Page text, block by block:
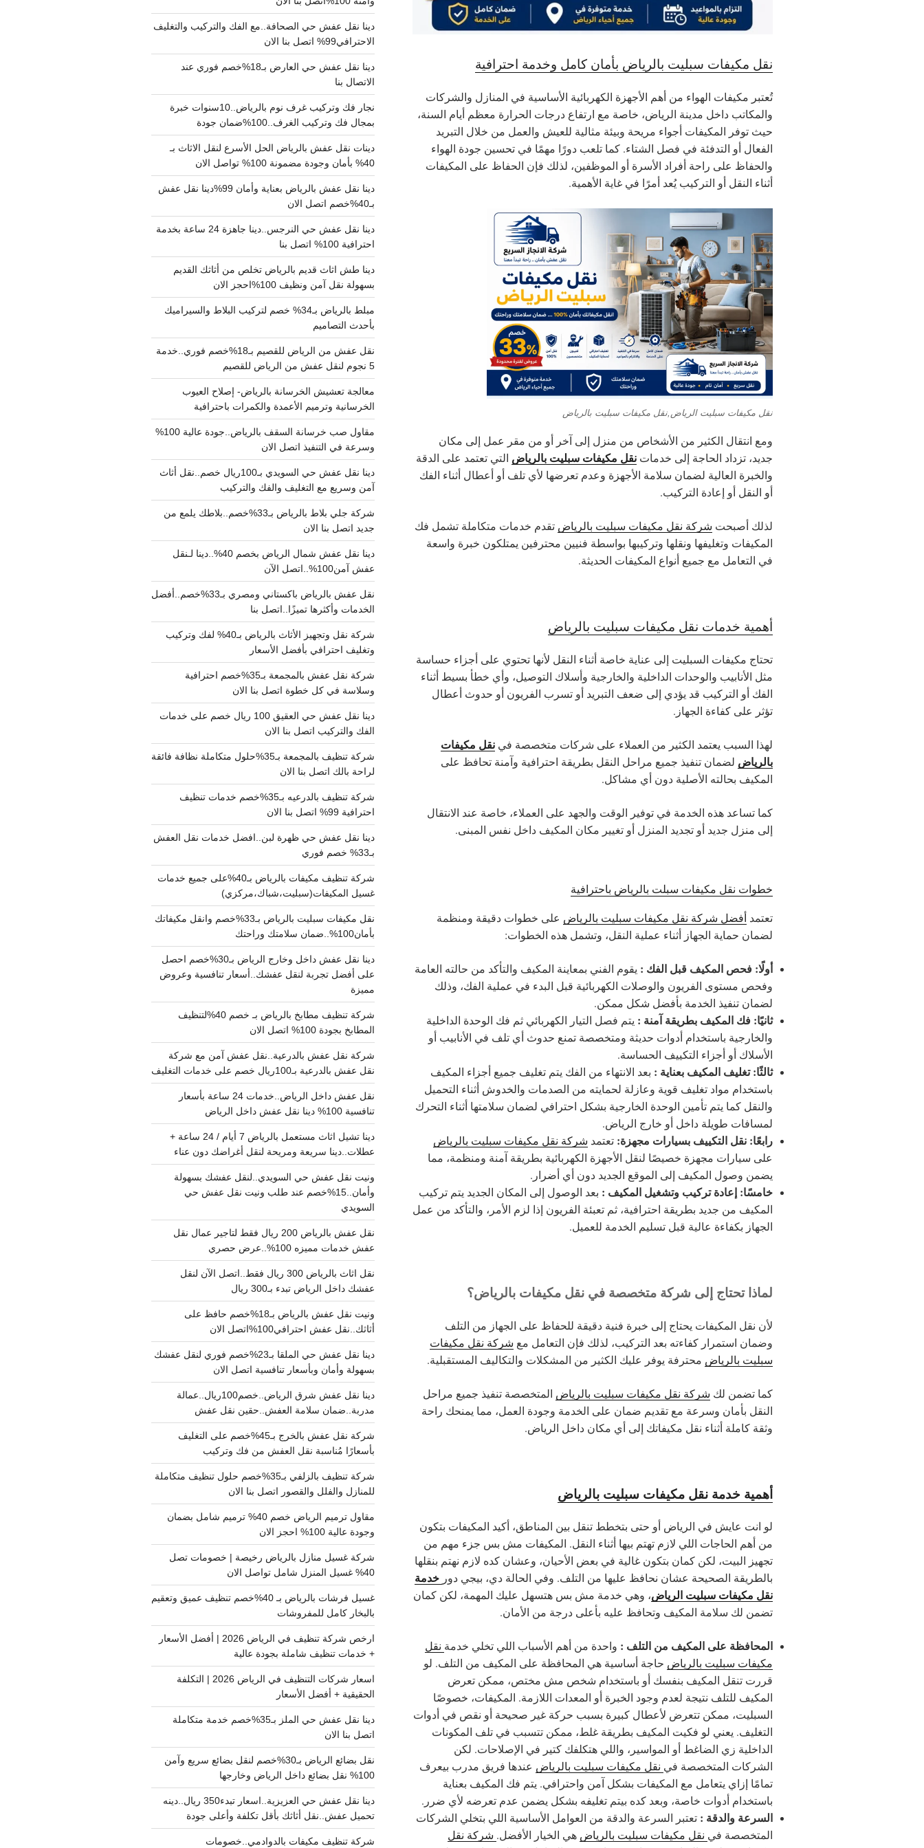
نقل مكيفات سبليت بالرياض بأمان كامل وخدمة احترافية
تُعتبر مكيفات الهواء من أهم الأجهزة الكهربائية الأساسية في المنازل والشركات
والمكاتب داخل مدينة الرياض، خاصة مع ارتفاع درجات الحرارة معظم أيام السنة،
حيث توفر المكيفات أجواء مريحة وبيئة مثالية للعيش والعمل من خلال التبريد
الفعال أو التدفئة في فصل الشتاء. كما تلعب دورًا مهمًا في تحسين جودة الهواء
والحفاظ على راحة أفراد الأسرة أو الموظفين، لذلك فإن الحفاظ على المكيفات
أثناء النقل أو التركيب يُعد أمرًا في غاية الأهمية.
نقل مكيفات سبليت الرياض,نقل مكيفات سبليت بالرياض
ومع انتقال الكثير من الأشخاص من منزل إلى آخر أو من مقر عمل إلى مكان
جديد، تزداد الحاجة إلى خدمات نقل مكيفات سبليت بالرياض التي تعتمد على الدقة
والخبرة العالية لضمان سلامة الأجهزة وعدم تعرضها لأي تلف أو أعطال أثناء الفك
أو النقل أو إعادة التركيب.
لذلك أصبحت شركة نقل مكيفات سبليت بالرياض تقدم خدمات متكاملة تشمل فك
المكيفات وتغليفها ونقلها وتركيبها بواسطة فنيين محترفين يمتلكون خبرة واسعة
في التعامل مع جميع أنواع المكيفات الحديثة.
أهمية خدمات نقل مكيفات سبليت بالرياض
تحتاج مكيفات السبليت إلى عناية خاصة أثناء النقل لأنها تحتوي على أجزاء حساسة
مثل الأنابيب والوحدات الداخلية والخارجية وأسلاك التوصيل، وأي خطأ بسيط أثناء
الفك أو التركيب قد يؤدي إلى ضعف التبريد أو تسرب الفريون أو حدوث أعطال
تؤثر على كفاءة الجهاز.
لهذا السبب يعتمد الكثير من العملاء على شركات متخصصة في نقل مكيفات
بالرياض لضمان تنفيذ جميع مراحل النقل بطريقة احترافية وآمنة تحافظ على
المكيف بحالته الأصلية دون أي مشاكل.
كما تساعد هذه الخدمة في توفير الوقت والجهد على العملاء، خاصة عند الانتقال
إلى منزل جديد أو تجديد المنزل أو تغيير مكان المكيف داخل نفس المبنى.
خطوات نقل مكيفات سبلت بالرياض باحترافية
تعتمد أفضل شركة نقل مكيفات سبليت بالرياض على خطوات دقيقة ومنظمة
لضمان حماية الجهاز أثناء عملية النقل، وتشمل هذه الخطوات:
أولًا: فحص المكيف قبل الفك : يقوم الفني بمعاينة المكيف والتأكد من حالته العامة
وفحص مستوى الفريون والوصلات الكهربائية قبل البدء في عملية الفك، وذلك
لضمان تنفيذ الخدمة بأفضل شكل ممكن.
ثانيًا: فك المكيف بطريقة آمنة : يتم فصل التيار الكهربائي ثم فك الوحدة الداخلية
والخارجية باستخدام أدوات حديثة ومتخصصة تمنع حدوث أي تلف في الأنابيب أو
الأسلاك أو أجزاء التكييف الحساسة.
ثالثًا: تغليف المكيف بعناية : بعد الانتهاء من الفك يتم تغليف جميع أجزاء المكيف
باستخدام مواد تغليف قوية وعازلة لحمايته من الصدمات والخدوش أثناء التحميل
والنقل كما يتم تأمين الوحدة الخارجية بشكل احترافي لضمان سلامتها أثناء التحرك
لمسافات طويلة داخل أو خارج الرياض.
رابعًا: نقل التكييف بسيارات مجهزة: تعتمد شركة نقل مكيفات سبليت بالرياض
على سيارات مجهزة خصيصًا لنقل الأجهزة الكهربائية بطريقة آمنة ومنظمة، مما
يضمن وصول المكيف إلى الموقع الجديد دون أي أضرار.
خامسًا: إعادة تركيب وتشغيل المكيف : بعد الوصول إلى المكان الجديد يتم تركيب
المكيف من جديد بطريقة احترافية، ثم تعبئة الفريون إذا لزم الأمر، والتأكد من عمل
الجهاز بكفاءة عالية قبل تسليم الخدمة للعميل.
لماذا تحتاج إلى شركة متخصصة في نقل مكيفات بالرياض؟
لأن نقل المكيفات يحتاج إلى خبرة فنية دقيقة للحفاظ على الجهاز من التلف
وضمان استمرار كفاءته بعد التركيب، لذلك فإن التعامل مع شركة نقل مكيفات
سبليت بالرياض محترفة يوفر عليك الكثير من المشكلات والتكاليف المستقبلية.
كما تضمن لك شركة نقل مكيفات سبليت بالرياض المتخصصة تنفيذ جميع مراحل
النقل بأمان وسرعة مع تقديم ضمان على الخدمة وجودة العمل، مما يمنحك راحة
وثقة كاملة أثناء نقل مكيفاتك إلى أي مكان داخل الرياض.
أهمية خدمة نقل مكيفات سبليت بالرياض
لو انت عايش في الرياض أو حتى بتخطط تنقل بين المناطق، أكيد المكيفات بتكون
من أهم الحاجات اللي لازم تهتم بيها أثناء النقل. المكيفات مش بس جزء مهم من
تجهيز البيت، لكن كمان بتكون غالية في بعض الأحيان، وعشان كده لازم نهتم بنقلها
بالطريقة الصحيحة عشان نحافظ عليها من التلف. وفي الحالة دي، بيجي دور خدمة
نقل مكيفات سبليت الرياض، وهي خدمة مش بس هتسهل عليك المهمة، لكن كمان
تضمن لك سلامة المكيف وتحافظ عليه بأعلى درجة من الأمان.
المحافظة على المكيف من التلف : واحدة من أهم الأسباب اللي تخلي خدمة نقل
مكيفات سبليت بالرياض حاجة أساسية هي المحافظة على المكيف من التلف. لو
قررت تنقل المكيف بنفسك أو باستخدام شخص مش مختص، ممكن تعرض
المكيف للتلف نتيجة لعدم وجود الخبرة أو المعدات اللازمة. المكيفات، خصوصًا
السبليت، ممكن تتعرض لأعطال كبيرة بسبب حركة غير صحيحة أو نقص في أدوات
التغليف. يعني لو فكيت المكيف بطريقة غلط، ممكن تتسبب في تلف المكونات
الداخلية زي الضاغط أو المواسير، واللي هتكلفك كتير في الإصلاحات. لكن
الشركات المتخصصة في نقل مكيفات سبليت بالرياض عندها فريق مدرب بيعرف
تمامًا إزاي يتعامل مع المكيفات بشكل آمن واحترافي. يتم فك المكيف بعناية
باستخدام أدوات خاصة، وبعد كده بيتم تغليفه بشكل يضمن عدم تعرضه لأي ضرر.
السرعة والدقة : تعتبر السرعة والدقة من العوامل الأساسية اللي بتخلي الشركات
المتخصصة في نقل مكيفات سبليت بالرياض هي الخيار الأفضل. شركة نقل
دينا نقل عفش حي الصحافة..مع الفك والتركيب والتغليف
الاحترافي99% اتصل بنا الان
دينا نقل عفش حي العارض بـ18%خصم فوري عند
الاتصال بنا
نجار فك وتركيب غرف نوم بالرياض..10سنوات خبرة
بمجال فك وتركيب الغرف..100%ضمان جودة
دينات نقل عفش بالرياض الحل الأسرع لنقل الاثاث بـ
40% بأمان وجودة مضمونة 100% تواصل الان
دينا نقل عفش بالرياض بعناية وأمان 99%دينا نقل عفش
بـ40%خصم اتصل الان
دينا نقل عفش حي النرجس..دينا جاهزة 24 ساعة بخدمة
احترافية 100% اتصل بنا
دينا طش اثاث قديم بالرياض تخلص من أثاثك القديم
بسهولة نقل آمن ونظيف 100%احجز الان
مبلط بالرياض بـ34% خصم لتركيب البلاط والسيراميك
بأحدث التصاميم
نقل عفش من الرياض للقصيم بـ18%خصم فوري..خدمة
5 نجوم لنقل عفش من الرياض للقصيم
معالجة تعشيش الخرسانة بالرياض- إصلاح العيوب
الخرسانية وترميم الأعمدة والكمرات باحترافية
مقاول صب خرسانة السقف بالرياض..جودة عالية 100%
وسرعة في التنفيذ اتصل الان
دينا نقل عفش حي السويدي بـ100ريال خصم..نقل أثاث
آمن وسريع مع التغليف والفك والتركيب
شركة جلي بلاط بالرياض بـ33%خصم..بلاطك يلمع من
جديد اتصل بنا الان
دينا نقل عفش شمال الرياض بخصم 40%..دينا لـنقل
عفش آمن100%..اتصل الآن
نقل عفش بالرياض باكستاني ومصري بـ33%خصم..أفضل
الخدمات وأكثرها تميزًا..اتصل بنا
شركة نقل وتجهيز الأثاث بالرياض بـ40% لفك وتركيب
وتغليف احترافي بأفضل الأسعار
شركة نقل عفش بالمجمعة بـ35%خصم احترافية
وسلاسة في كل خطوة اتصل بنا الان
دينا نقل عفش حي العقيق 100 ريال خصم على خدمات
الفك والتركيب اتصل بنا الان
شركة تنظيف بالمجمعة بـ35%حلول متكاملة نظافة فائقة
لراحة بالك اتصل بنا الان
شركة تنظيف بالدرعيه بـ35%خصم خدمات تنظيف
احترافية 99% اتصل بنا الان
دينا نقل عفش حي ظهرة لبن..افضل خدمات نقل العفش
بـ33% خصم فوري
شركة تنظيف مكيفات بالرياض بـ40%على جميع خدمات
غسيل المكيفات(سبليت،شباك،مركزي)
نقل مكيفات سبليت بالرياض بـ33%خصم وانقل مكيفاتك
بأمان100%..ضمان سلامتك وراحتك
دينا نقل عفش داخل وخارج الرياض بـ30%خصم احصل
على أفضل تجربة لنقل عفشك..أسعار تنافسية وعروض
مميزة
شركة تنظيف مطابخ بالرياض بـ خصم 40%لتنظيف
المطابخ بجودة 100% اتصل الان
شركة نقل عفش بالدرعية..نقل عفش آمن مع شركة
نقل عفش بالدرعية بـ100ريال خصم على خدمات التغليف
نقل عفش داخل الرياض..خدمات 24 ساعة بأسعار
تنافسية 100% دينا نقل عفش داخل الرياض
دينا تشيل اثاث مستعمل بالرياض 7 أيام / 24 ساعة +
عطلات..دينا سريعة ومريحة لنقل أغراضك دون عناء
ونيت نقل عفش حي السويدي..لنقل عفشك بسهولة
وأمان..15%خصم عند طلب ونيت نقل عفش حي
السويدي
نقل عفش بالرياض 200 ريال فقط لتاجير عمال نقل
عفش خدمات مميزه 100%..عرض حصري
نقل اثاث بالرياض 300 ريال فقط..اتصل الآن لنقل
عفشك داخل الرياض تبدء بـ300 ريال
ونيت نقل عفش بالرياض بـ18%خصم حافظ على
أثاثك..نقل عفش احترافي100%اتصل الان
دينا نقل عفش حي الملقا بـ23%خصم فوري لنقل عفشك
بسهولة وأمان وبأسعار تنافسية اتصل الان
دينا نقل عفش شرق الرياض..خصم100ريال..عمالة
مدربة..ضمان سلامة العفش..حقين نقل عفش
شركة نقل عفش بالخرج بـ45%خصم على التغليف
بأسعارًا مُناسبة نقل العفش من فك وتركيب
شركة تنظيف بالزلفي بـ35%خصم حلول تنظيف متكاملة
للمنازل والفلل والقصور اتصل بنا الان
مقاول ترميم الرياض خصم 40% ترميم شامل بضمان
وجودة عالية 100% احجز الان
شركة غسيل منازل بالرياض رخيصة | خصومات تصل
40% غسيل المنزل شامل تواصل الان
غسيل فرشات بالرياض بـ 40%خصم تنظيف عميق وتعقيم
بالبخار كامل للمفروشات
ارخص شركة تنظيف في الرياض 2026 | أفضل الأسعار
+ خدمات تنظيف شاملة بجودة عالية
اسعار شركات التنظيف في الرياض 2026 | التكلفة
الحقيقية + أفضل الأسعار
دينا نقل عفش حي الملز بـ35%خصم خدمة متكاملة
اتصل بنا الان
نقل بضائع الرياض بـ30%خصم لنقل بضائع سريع وآمن
100% نقل بضائع داخل الرياض وخارجها
دينا نقل عفش حي العزيزية..اسعار تبدء350 ريال..دينه
تحميل عفش..نقل أثاثك بأقل تكلفة وأعلى جودة
شركة تنظيف مكيفات بالدوادمي..خصومات